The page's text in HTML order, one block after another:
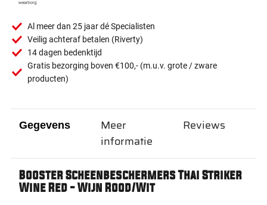
Al meer dan 25 jaar dé Specialisten
Veilig achteraf betalen (Riverty)
14 dagen bedenktijd
Gratis bezorging boven €100,- (m.u.v. grote / zware
producten)
Gegevens
Booster Scheenbeschermers Thai Striker
Wine Red - Wijn Rood/Wit
Meer
informatie
Reviews